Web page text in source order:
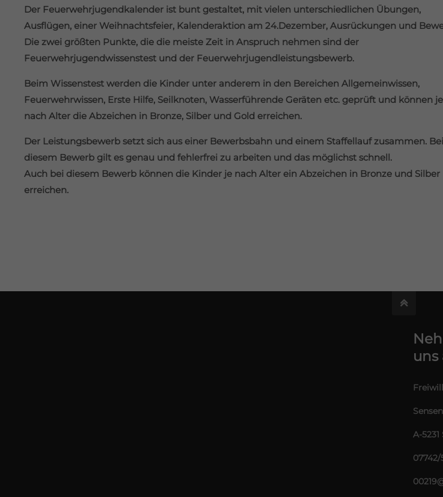
Der Feuerwehrjugendkalender ist bunt gestaltet, mit vielen unterschiedlichen Übungen,
Ausflügen, einer Weihnachtsfeier, Kalenderaktion am 24.Dezember, Ausrückungen und
Die zwei größten Punkte, die die meiste Zeit in Anspruch nehmen sind der
Feuerwehrjugendwissenstest und der Feuerwehrjugendleistungsbewerb.
Beim Wissenstest werden die Kinder unter anderem in den Bereichen Allgemeinwissen,
Feuerwehrwissen, Erste Hilfe, Seilknoten, Wasserführende Geräten etc. geprüft und können je
nach Alter die Abzeichen in Bronze, Silber und Gold erreichen.
Der Leistungsbewerb setzt sich aus einer Bewerbsbahn und einem Staffellauf zusammen. Bei
diesem Bewerb gilt es genau und fehlerfrei zu arbeiten und das möglichst schnell.
Auch bei diesem Bewerb können die Kinder je nach Alter ein Abzeichen in Bronze und Silber
erreichen.
uns
A-